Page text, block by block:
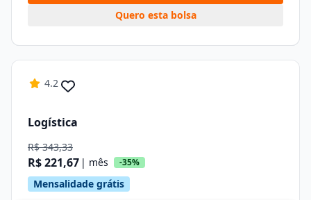
Quero esta bolsa
4.2
Logística
R$ 343,33
R$ 221,67 | mês -35%
Mensalidade grátis